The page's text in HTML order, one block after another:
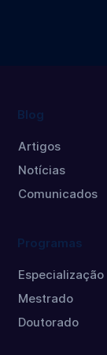
Blog
Artigos
Notícias
Comunicados
Programas
Especialização
Mestrado
Doutorado